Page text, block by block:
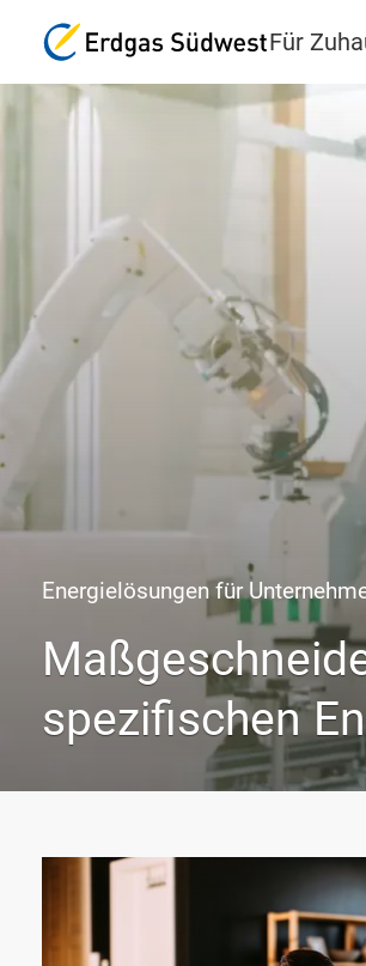
Für
Energielösungen für
spezifischen